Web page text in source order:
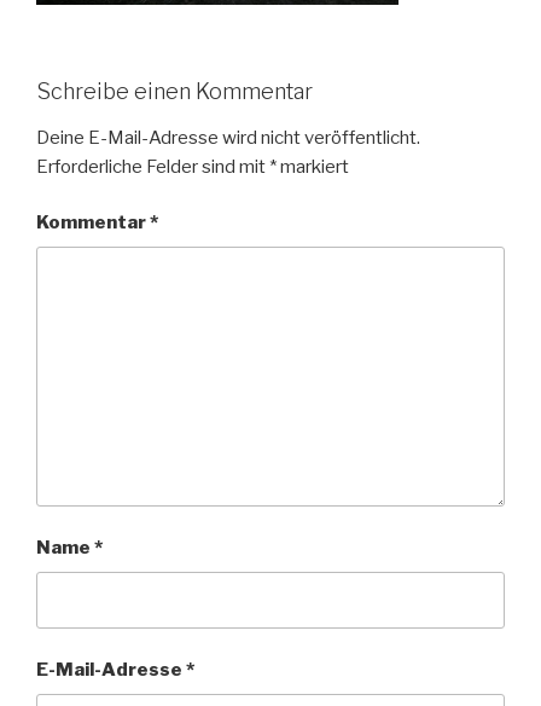
Schreibe einen Kommentar
Deine E-Mail-Adresse wird nicht veröffentlicht.
Erforderliche Felder sind mit *markiert
Kommentar*
Name *
E-Mail-Adresse *